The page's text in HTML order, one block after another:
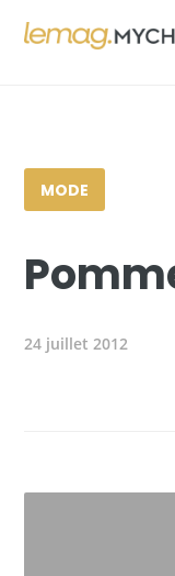
MODE
24 juillet 2012